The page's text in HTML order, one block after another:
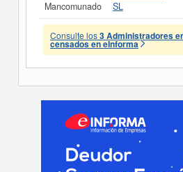
Mancomunado
SL
Consulte los3 Administradores
censados en eInforma